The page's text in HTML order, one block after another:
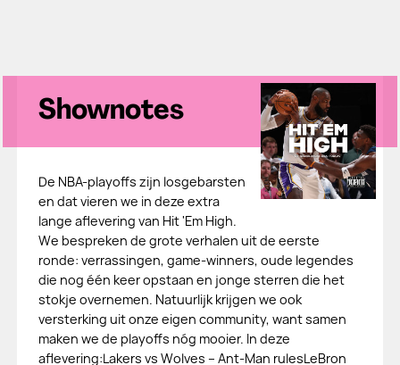
Shownotes
De NBA-playoffs zijn losgebarsten
en dat vieren we in deze extra
lange aflevering van Hit 'Em High.
We bespreken de grote verhalen uit de eerste
ronde: verrassingen, game-winners, oude legendes
die nog één keer opstaan en jonge sterren die het
stokje overnemen. Natuurlijk krijgen we ook
versterking uit onze eigen community, want samen
maken we de playoffs nóg mooier. In deze
aflevering:Lakers vs Wolves – Ant-Man rulesLeBron